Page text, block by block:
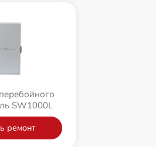
SW1000L
ремонт